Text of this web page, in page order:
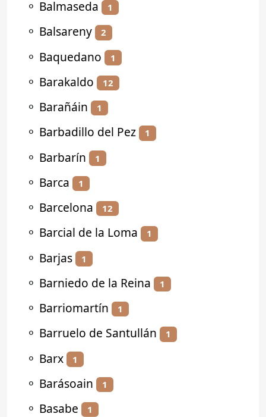
⚬ Balmaseda 1
⚬ Balsareny 2
⚬ Baquedano 1
⚬ Barakaldo 12
⚬ Barañáin 1
⚬ Barbadillo del Pez 1
⚬ Barbarín 1
⚬ Barca 1
⚬ Barcelona 12
⚬ Barcial de la Loma 1
⚬ Barjas 1
⚬ Barniedo de la Reina 1
⚬ Barriomartín 1
⚬ Barruelo de Santullán 1
⚬ Barx 1
⚬ Barásoain 1
⚬ Basabe 1